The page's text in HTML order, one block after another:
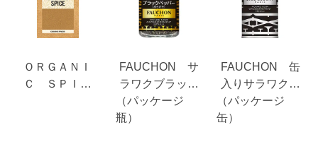
ＯＲＧＡＮＩ
Ｃ ＳＰＩＣ
FAUCHON サ
ラワクブラック
ペッパー（あら
（パッケージ
瓶）
FAUCHON 缶
入りサラワクブ
ラックペッパー
（あらびき）
（パッケージ
缶）